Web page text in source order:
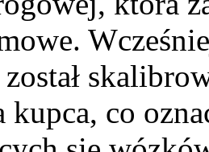
kupca, co